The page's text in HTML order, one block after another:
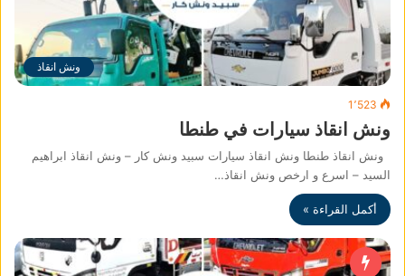
ونش انقاذ
1٬523
ونش انقاذ سيارات في طنطا
ونش انقاذ طنطا ونش انقاذ سيارات سبيد ونش كار – ونش انقاذ ابراهيم
السيد – اسرع و ارخص ونش انقاذ…
أكمل القراءة »